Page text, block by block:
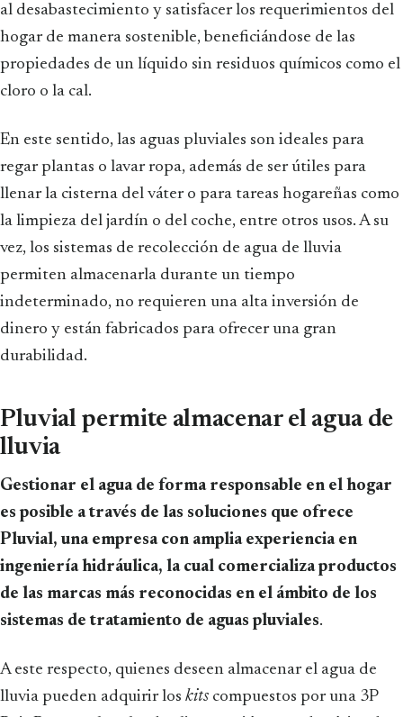
al desabastecimiento y satisfacer los requerimientos del
hogar de manera sostenible, beneficiándose de las
propiedades de un líquido sin residuos químicos como el
cloro o la cal.
En este sentido, las aguas pluviales son ideales para
regar plantas o lavar ropa, además de ser útiles para
llenar la cisterna del váter o para tareas hogareñas como
la limpieza del jardín o del coche, entre otros usos. A su
vez, los sistemas de recolección de agua de lluvia
permiten almacenarla durante un tiempo
indeterminado, no requieren una alta inversión de
dinero y están fabricados para ofrecer una gran
durabilidad.
Pluvial permite almacenar el agua de
lluvia
Gestionar el agua de forma responsable en el hogar
es posible a través de las soluciones que ofrece
Pluvial, una empresa con amplia experiencia en
ingeniería hidráulica, la cual comercializa productos
de las marcas más reconocidas en el ámbito de los
sistemas de tratamiento de aguas pluviales.
A este respecto, quienes deseen almacenar el agua de
lluvia pueden adquirir los kits compuestos por una 3P